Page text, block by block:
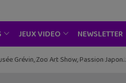
JEUX VIDEO NEWSLETTER
Grévin, Zoo Art Show, Passion Japon…